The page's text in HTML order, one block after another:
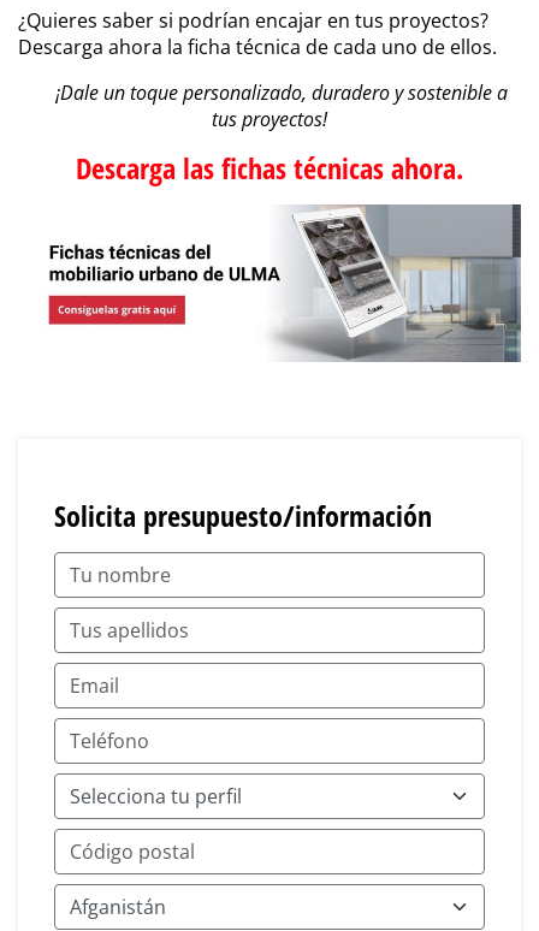
¿Quieres saber si podrían encajar en tus proyectos?
Descarga ahora la ficha técnica de cada uno de ellos.
¡Dale un toque personalizado, duradero y sostenible a
tus proyectos!
Descarga las fichas técnicas ahora.
Solicita presupuesto/información